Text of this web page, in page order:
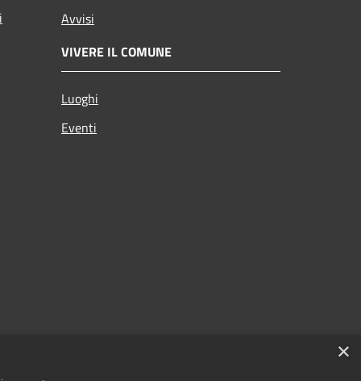
Avvisi
VIVERE IL COMUNE
Luoghi
Eventi
×